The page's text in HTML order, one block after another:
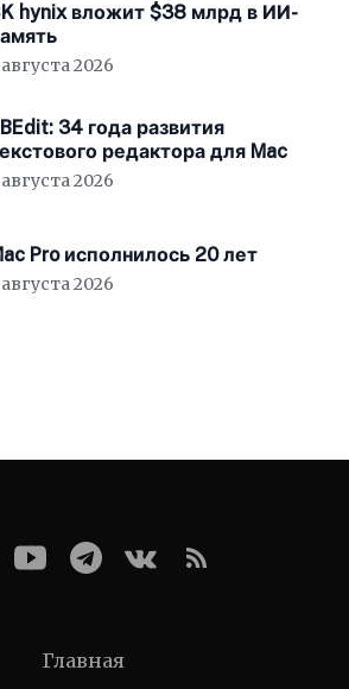
hynix вложит $38 млрд в ИИ-
2026
34 года развития
редактора для Mac
2026
Pro исполнилось 20 лет
2026
Главная